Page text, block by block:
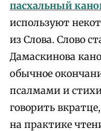
пасхальный
используют
из Слова. Слово
Дамаскинова
обычное
псалмами и
говорить
на практике